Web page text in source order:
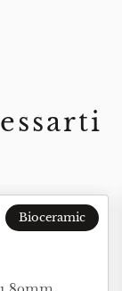
Bioceramic